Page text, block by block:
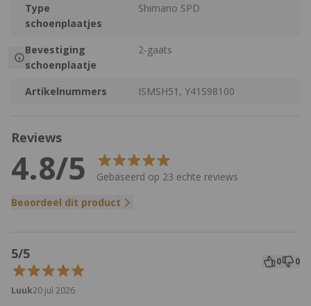
Type
schoenplaatjes
Shimano SPD
Bevestiging
schoenplaatje
2-gaats
Artikelnummers ISMSH51, Y41S98100
Reviews
4.8/5
Gebaseerd op 23 echte reviews
Beoordeel dit product
5/5 0 0
Luuk20 jul 2026